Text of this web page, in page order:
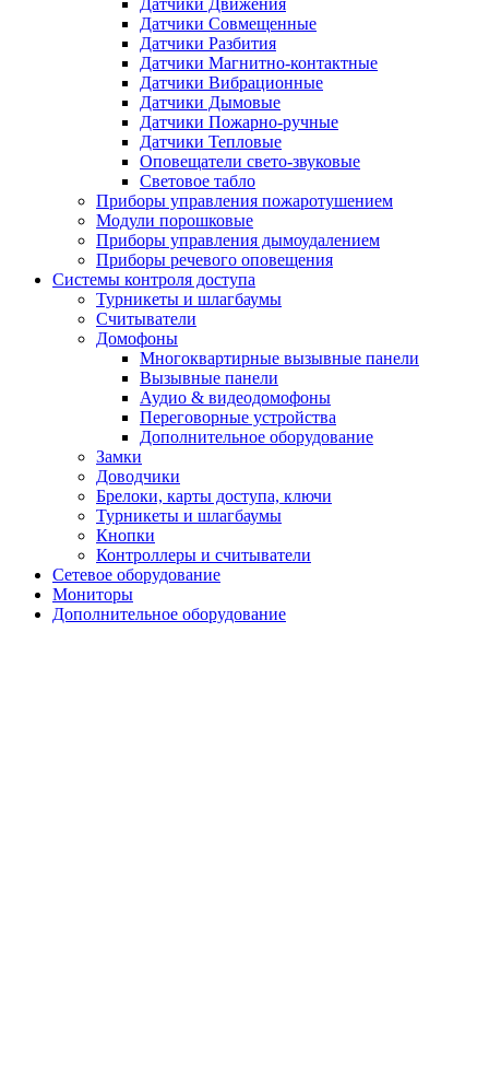
Датчики Совмещенные
Датчики Разбития
Датчики Магнитно-контактные
Датчики Вибрационные
Датчики Дымовые
Датчики Пожарно-ручные
Датчики Тепловые
Оповещатели свето-звуковые
Световое табло
Приборы управления пожаротушением
Модули порошковые
Приборы управления дымоудалением
Приборы речевого оповещения
Системы контроля доступа
Турникеты и шлагбаумы
Cчитыватели
Домофоны
Многоквартирные вызывные панели
Вызывные панели
Аудио & видеодомофоны
Переговорные устройства
Дополнительное оборудование
Замки
Доводчики
Брелоки, карты доступа, ключи
Турникеты и шлагбаумы
Кнопки
Контроллеры и считыватели
Сетевое оборудование
Мониторы
Дополнительное оборудование